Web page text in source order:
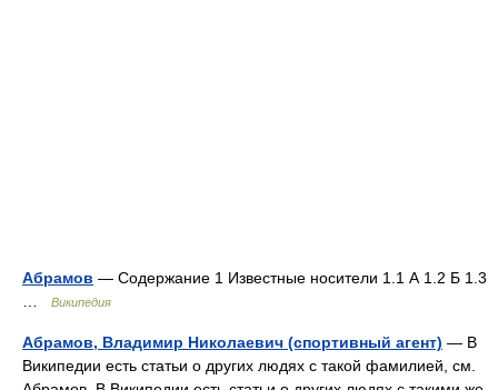
Абрамов — Содержание 1 Известные носители 1.1 А 1.2 Б 1.3
Википедия
Абрамов, Владимир Николаевич (спортивный агент) — В
Википедии есть статьи о других людях с такой фамилией, см.